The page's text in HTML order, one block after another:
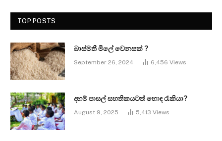
TOP POSTS
බාස්මතී මිලේ වෙනසක් ?
September 26, 2024 6,456 Views
දහම් පාසල් සහතිකයටත් හොඳ රැකියා?
August 9, 2025 5,413 Views